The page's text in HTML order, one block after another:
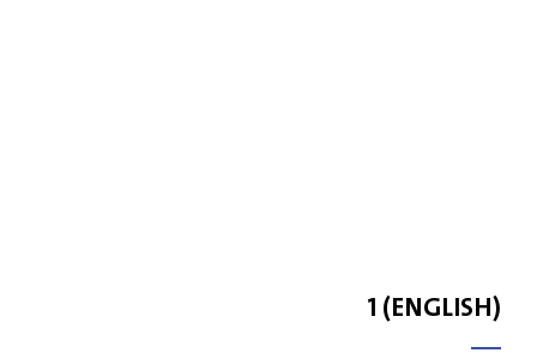
(ENGLISH) 1